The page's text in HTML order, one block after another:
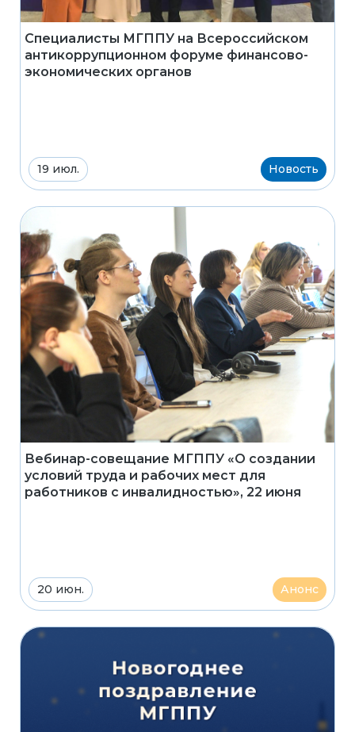
Специалисты МГППУ на Всероссийском
антикоррупционном форуме финансово-
экономических органов
19 июл. Новость
Вебинар-совещание МГППУ «О создании
условий труда и рабочих мест для
работников с инвалидностью», 22 июня
20 июн. Анонс